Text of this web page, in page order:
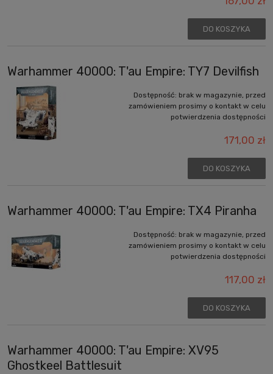
DO KOSZYKA
Warhammer 40000: T'au Empire: TY7 Devilfish
Dostępność: brak w magazynie, przed
zamówieniem prosimy o kontakt w celu
potwierdzenia dostępności
171,00 zł
DO KOSZYKA
Warhammer 40000: T'au Empire: TX4 Piranha
Dostępność: brak w magazynie, przed
zamówieniem prosimy o kontakt w celu
potwierdzenia dostępności
117,00 zł
DO KOSZYKA
Warhammer 40000: T'au Empire: XV95
Ghostkeel Battlesuit